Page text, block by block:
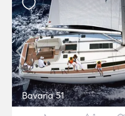
Bavaria 51